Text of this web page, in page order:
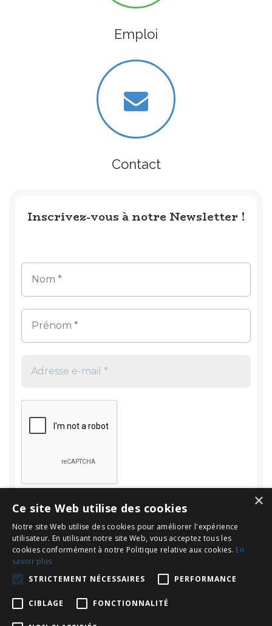
Emploi
Contact
Inscrivez-vous à notre Newsletter !
Rechercher
Rechercher :
×
Ce site Web utilise des cookies
Notre site Web utilise des cookies pour améliorer l'expérience
utilisateur. En utilisant notre site Web, vous acceptez tous les
cookies conformément à notre Politique relative aux cookies. En
savoir plus
STRICTEMENT NÉCESSAIRES
PERFORMANCE
CIBLAGE FONCTIONNALITÉ